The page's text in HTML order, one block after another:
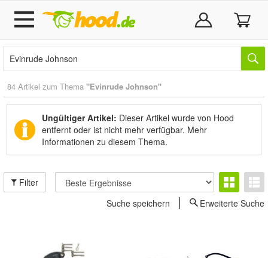
84 Artikel zum Thema "Evinrude Johnson"
Ungültiger Artikel: Dieser Artikel wurde von Hood
entfernt oder ist nicht mehr verfügbar. Mehr
Informationen zu diesem Thema.
Filter
Suche speichern
Erweiterte Suche